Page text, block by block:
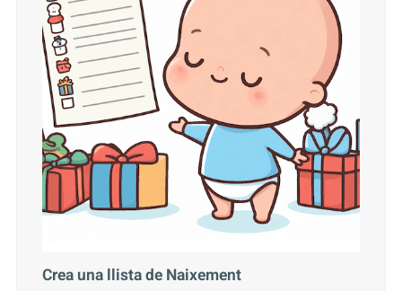
Crea una llista de Naixement